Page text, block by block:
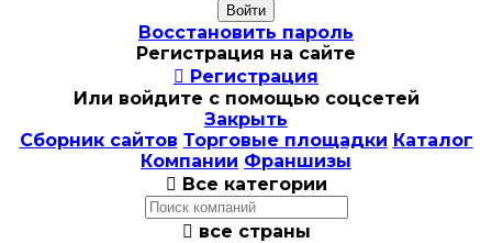
Восстановить пароль
Регистрация на сайте
 Регистрация
Или войдите с помощью соцсетей
Закрыть
Сборник сайтов Торговые площадки Каталог
Компании Франшизы
 Все категории
 все страны